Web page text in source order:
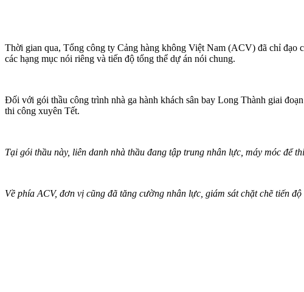
Thời gian qua, Tổng công ty Cảng hàng không Việt Nam (ACV) đã chỉ đạo
các hạng mục nói riêng và tiến độ tổng thể dự án nói chung.
Đối với gói thầu công trình nhà ga hành khách sân bay Long Thành giai
thi công xuyên Tết.
Tại gói thầu này, liên danh nhà thầu đang tập trung nhân lực, máy móc để
Về phía ACV, đơn vị cũng đã tăng cường nhân lực, giám sát chặt chẽ tiến